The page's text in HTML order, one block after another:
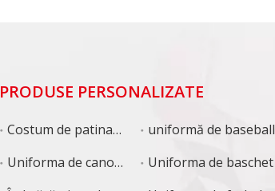
PRODUSE PERSONALIZATE
Costum de patinaj viteză
Uniforma de canotaj
uniformă de baseball
Uniforma de baschet